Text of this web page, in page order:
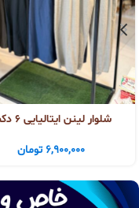
شلوار لینن ایتالیایی ۶ دکمه
6,900,000 تومان